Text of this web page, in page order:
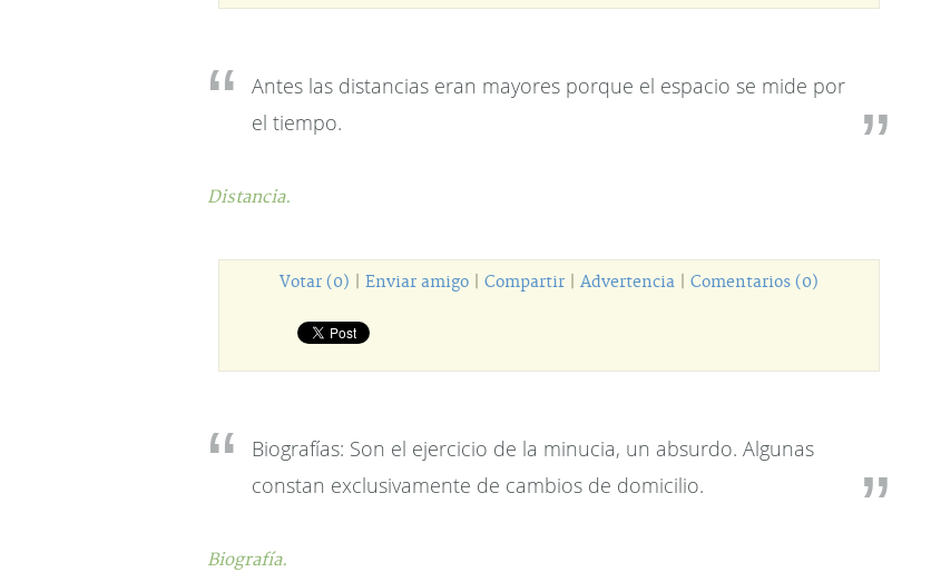
Antes las distancias eran mayores porque el espacio se mide por
el tiempo.
Distancia.
Votar (0) Enviar amigo Compartir Advertencia Comentarios (0)
Biografías: Son el ejercicio de la minucia, un absurdo. Algunas
constan exclusivamente de cambios de domicilio.
Biografía.